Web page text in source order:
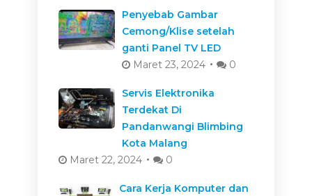
Penyebab Gambar
Cemong/Klise setelah
ganti Panel TV LED
Maret 23, 2024
0
Servis Elektronika
Terdekat Di
Pandanwangi Blimbing
Kota Malang
Maret 22, 2024
0
Cara Kerja Komputer dan